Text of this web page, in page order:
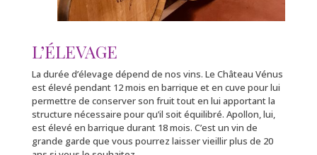
L’ÉLEVAGE
La durée d’élevage dépend de nos vins. Le Château Vénus
est élevé pendant 12 mois en barrique et en cuve pour lui
permettre de conserver son fruit tout en lui apportant la
structure nécessaire pour qu’il soit équilibré. Apollon, lui,
est élevé en barrique durant 18 mois. C’est un vin de
grande garde que vous pourrez laisser vieillir plus de 20